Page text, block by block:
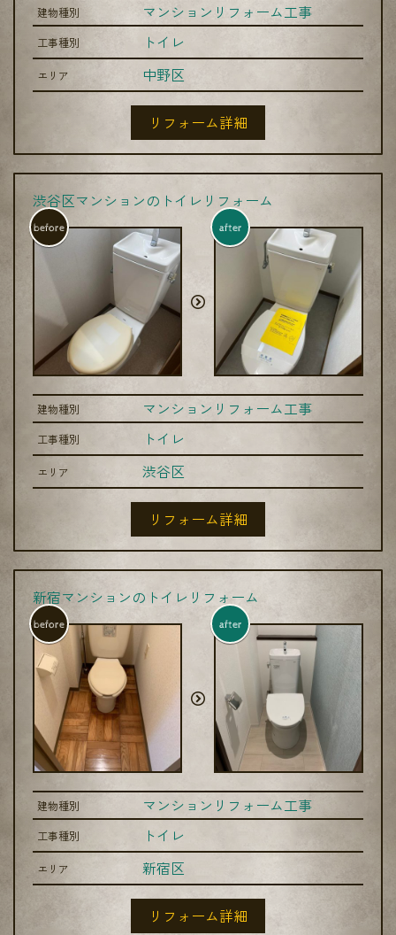
建物種別 マンションリフォーム工事
工事種別 トイレ
エリア 中野区
リフォーム詳細
渋谷区マンションのトイレリフォーム
before after
建物種別 マンションリフォーム工事
工事種別 トイレ
エリア 渋谷区
リフォーム詳細
新宿マンションのトイレリフォーム
before after
建物種別 マンションリフォーム工事
工事種別 トイレ
エリア 新宿区
リフォーム詳細